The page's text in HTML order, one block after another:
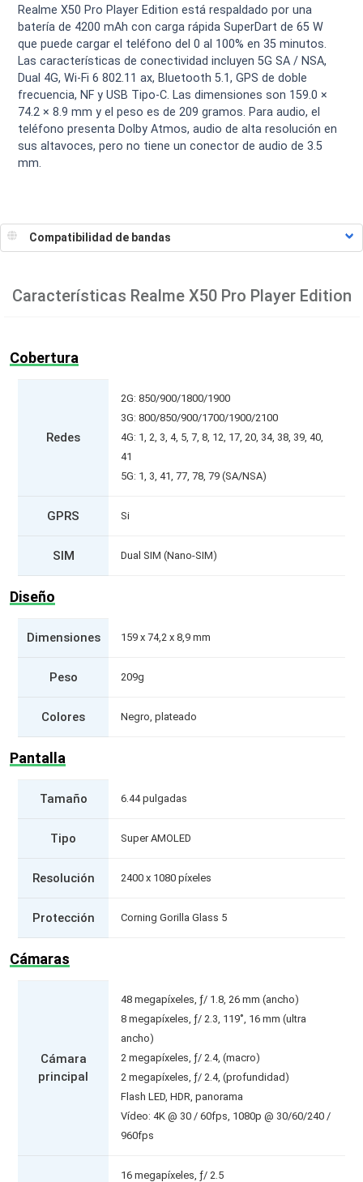
Realme X50 Pro Player Edition está respaldado por una
batería de 4200 mAh con carga rápida SuperDart de 65 W
que puede cargar el teléfono del 0 al 100% en 35 minutos.
Las características de conectividad incluyen 5G SA / NSA,
Dual 4G, Wi-Fi 6 802.11 ax, Bluetooth 5.1, GPS de doble
frecuencia, NF y USB Tipo-C. Las dimensiones son 159.0 ×
74.2 × 8.9 mm y el peso es de 209 gramos. Para audio, el
teléfono presenta Dolby Atmos, audio de alta resolución en
sus altavoces, pero no tiene un conector de audio de 3.5
mm.
Características Realme X50 Pro Player Edition
Cobertura
Redes
2G: 850/900/1800/1900
3G: 800/850/900/1700/1900/2100
4G: 1, 2, 3, 4, 5, 7, 8, 12, 17, 20, 34, 38, 39, 40,
41
5G: 1, 3, 41, 77, 78, 79 (SA/NSA)
GPRS Si
SIM Dual SIM (Nano-SIM)
Diseño
Dimensiones 159 x 74,2 x 8,9 mm
Peso 209g
Colores Negro, plateado
Pantalla
Tamaño 6.44 pulgadas
Tipo Super AMOLED
Resolución 2400 x 1080 píxeles
Protección Corning Gorilla Glass 5
Cámaras
Cámara
principal
48 megapíxeles, ƒ/ 1.8, 26 mm (ancho)
8 megapíxeles, ƒ/ 2.3, 119˚, 16 mm (ultra
ancho)
2 megapíxeles, ƒ/ 2.4, (macro)
2 megapíxeles, ƒ/ 2.4, (profundidad)
Flash LED, HDR, panorama
Vídeo: 4K @ 30 / 60fps, 1080p @ 30/60/240 /
960fps
16 megapíxeles, ƒ/ 2.5